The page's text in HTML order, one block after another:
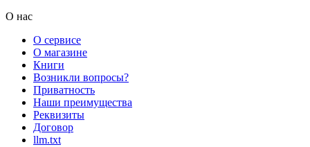
О нас
О сервисе
О магазине
Книги
Возникли вопросы?
Приватность
Наши преимущества
Реквизиты
Договор
llm.txt